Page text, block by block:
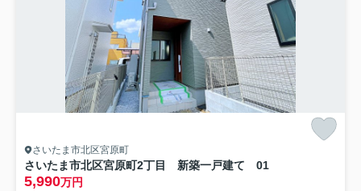
さいたま市北区宮原町
さいたま市北区宮原町2丁目 新築一戸建て 01
5,990万円